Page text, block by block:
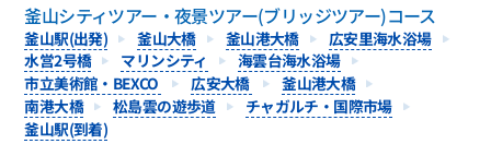
釜山シティツアー・夜景ツアー(ブリッジツアー)コース
釜山駅(出発) 釜山大橋 釜山港大橋
広安里海水浴場
水営2号橋
マリンシティ
海雲台海水浴場
市立美術館•BEXCO
広安大橋
釜山港大橋
南港大橋
松島雲の遊歩道
チャガルチ・国際市場
釜山駅(到着)